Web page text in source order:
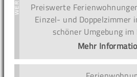
Preiswerte
Einzel- und Doppelzimmer
schöner Umgebung
Mehr